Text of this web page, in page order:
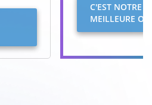
C'EST NOTRE
MEILLEURE